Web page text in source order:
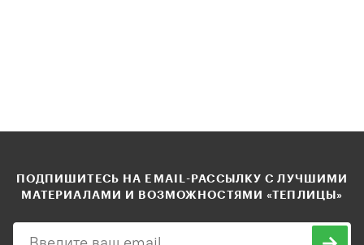
ПОДПИШИТЕСЬ НА EMAIL-РАССЫЛКУ С ЛУЧШИМИ
МАТЕРИАЛАМИ И ВОЗМОЖНОСТЯМИ «ТЕПЛИЦЫ»